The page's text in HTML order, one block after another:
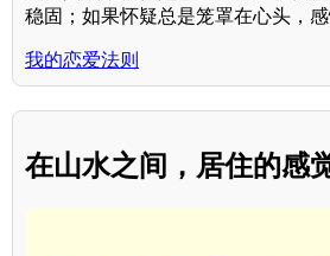
稳固；如果怀疑总是笼罩在心头，感
我的恋爱法则
在山水之间，居住的感